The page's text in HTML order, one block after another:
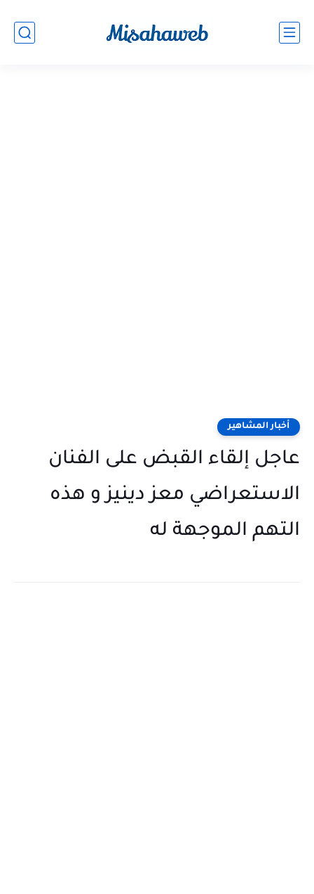
أخبار المشاهير
عاجل إلقاء القبض على الفنان
الاستعراضي معز دينيز و هذه
التهم الموجهة له